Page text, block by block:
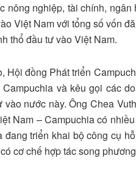
nông nghiệp, tài chính,
Việt Nam với tổng số vốn
thổ đầu tư vào Việt Nam.
Hội đồng Phát triển
và kêu gọi các
vào nước này. Ông Chea
Nam – Campuchia có
đang triển khai bộ công cụ
cơ chế hợp tác song